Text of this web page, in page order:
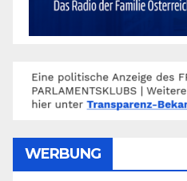
WERBUNG